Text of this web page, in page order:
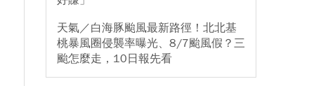
天氣／白海豚颱風最新路徑！北北基
桃暴風圈侵襲率曝光、8/7颱風假？三
颱怎麼走，10日報先看